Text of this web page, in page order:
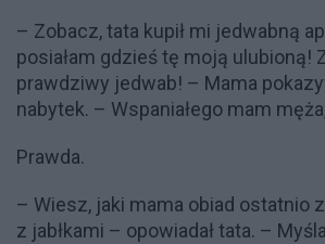
– Zobacz, tata kupił mi jedwabną
posiałam gdzieś tę moją ulubioną!
prawdziwy jedwab! – Mama
nabytek. – Wspaniałego mam
Prawda.
– Wiesz, jaki mama obiad ostatnio
z jabłkami – opowiadał tata. –